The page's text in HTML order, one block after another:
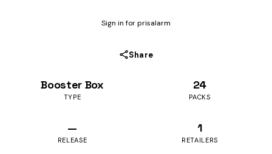
Sign in for prisalarm
Share
Booster Box
TYPE
24
PACKS
—
RELEASE
1
RETAILERS